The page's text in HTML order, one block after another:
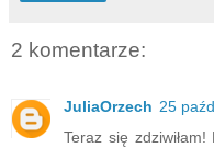
2 komentarze:
JuliaOrzech 25
Teraz się